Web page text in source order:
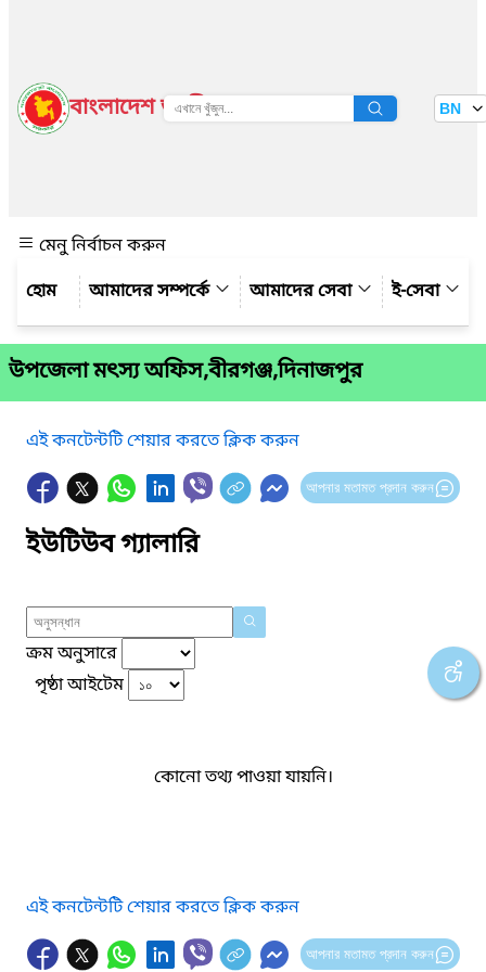
বাংলাদেশ জাতীয় তথ্য বাতায়ন BN
মেনু নির্বাচন করুন
আমাদের সম্পর্কে
আমাদের সেবা ই-সেবা
উপজেলা মৎস্য অফিস,বীরগঞ্জ,দিনাজপুর
এই কনটেন্টটি শেয়ার করতে ক্লিক করুন
আপনার মতামত প্রদান করুন
ইউটিউব গ্যালারি
ক্রম অনুসারে
পৃষ্ঠা আইটেম
কোনো তথ্য পাওয়া যায়নি।
এই কনটেন্টটি শেয়ার করতে ক্লিক করুন
আপনার মতামত প্রদান করুন